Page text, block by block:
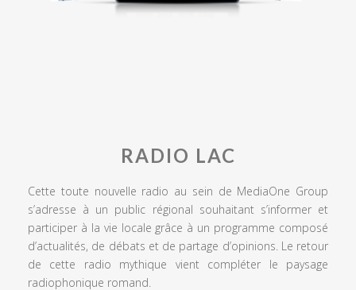
RADIO LAC
Cette toute nouvelle radio au sein de MediaOne Group
s’adresse à un public régional souhaitant s’informer et
participer à la vie locale grâce à un programme composé
d’actualités, de débats et de partage d’opinions. Le retour
de cette radio mythique vient compléter le paysage
radiophonique romand.